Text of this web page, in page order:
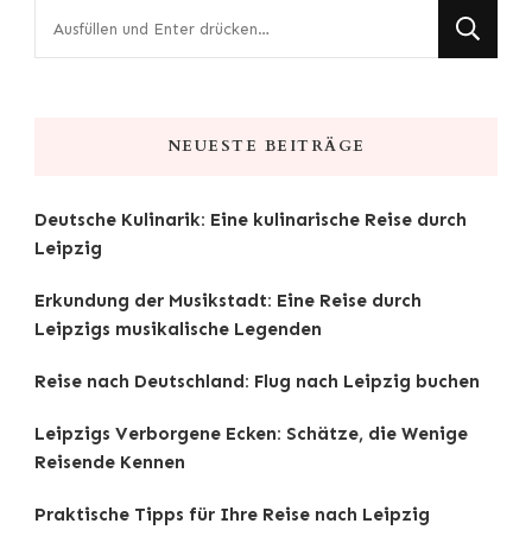
NEUESTE BEITRÄGE
Deutsche Kulinarik: Eine kulinarische Reise durch
Leipzig
Erkundung der Musikstadt: Eine Reise durch
Leipzigs musikalische Legenden
Reise nach Deutschland: Flug nach Leipzig buchen
Leipzigs Verborgene Ecken: Schätze, die Wenige
Reisende Kennen
Praktische Tipps für Ihre Reise nach Leipzig